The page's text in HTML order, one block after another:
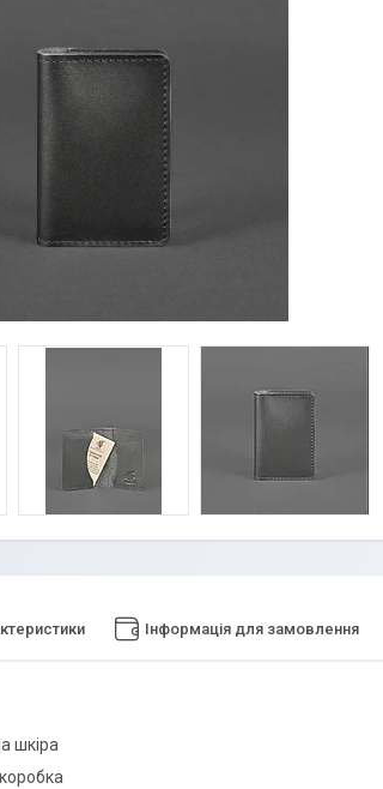
Інформація для замовлення
шкіра